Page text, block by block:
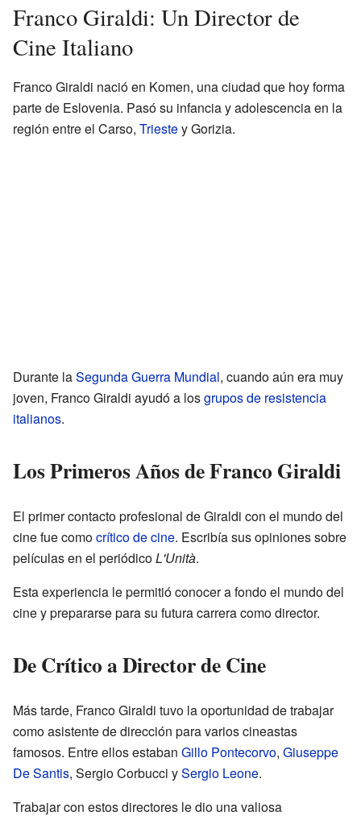
Franco Giraldi: Un Director de
Cine Italiano
Franco Giraldi nació en Komen, una ciudad que hoy forma
parte de Eslovenia. Pasó su infancia y adolescencia en la
región entre el Carso, Triestey Gorizia.
Durante laSegunda Guerra Mundial, cuando aún era muy
joven, Franco Giraldi ayudó a losgrupos de resistencia
italianos.
Los Primeros Años de Franco Giraldi
El primer contacto profesional de Giraldi con el mundo del
cine fue comocrítico de cine. Escribía sus opiniones sobre
películas en el periódicoL'Unità.
Esta experiencia le permitió conocer a fondo el mundo del
cine y prepararse para su futura carrera como director.
De Crítico a Director de Cine
Más tarde, Franco Giraldi tuvo la oportunidad de trabajar
como asistente de dirección para varios cineastas
famosos. Entre ellos estaban Gillo Pontecorvo, Giuseppe
De Santis, Sergio Corbucci ySergio Leone.
Trabajar con estos directores le dio una valiosa